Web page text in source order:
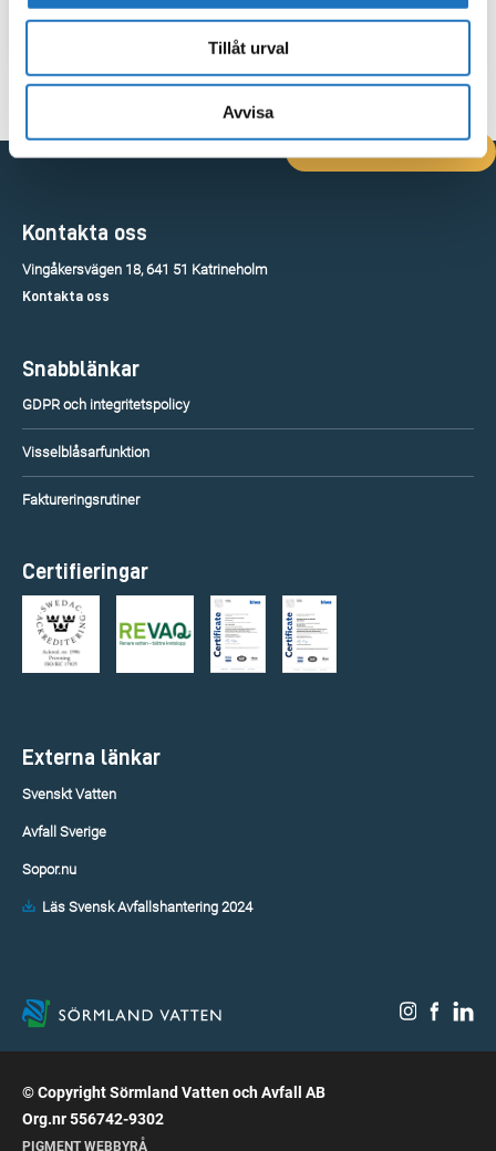
Tillåt urval
Avvisa
Kontakta oss
Vingåkersvägen 18, 641 51 Katrineholm
Kontakta oss
Snabblänkar
GDPR och integritetspolicy
Visselblåsarfunktion
Faktureringsrutiner
Certifieringar
Externa länkar
Svenskt Vatten
Avfall Sverige
Sopor.nu
Läs Svensk Avfallshantering 2024
© Copyright Sörmland Vatten och Avfall AB
Org.nr 556742-9302
PIGMENT WEBBYRÅ